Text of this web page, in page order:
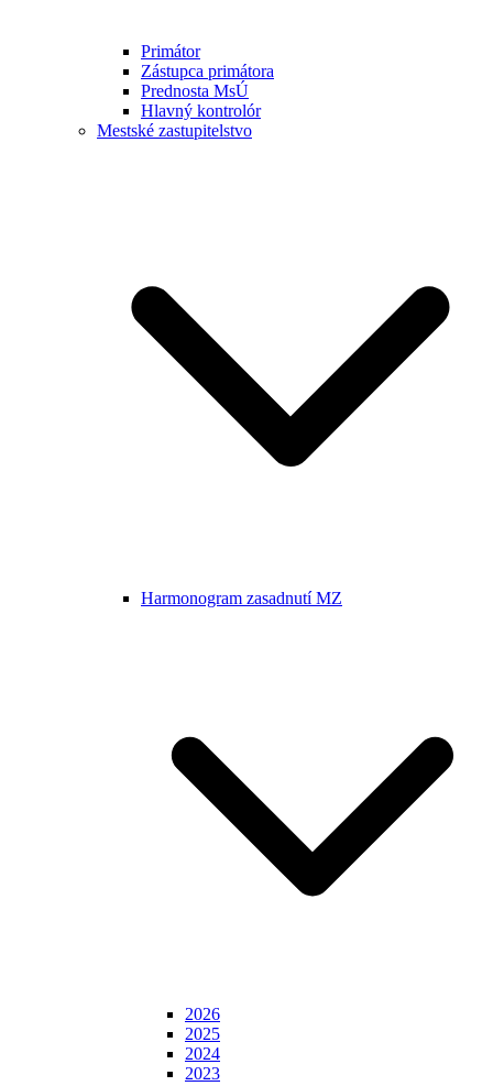
Primátor
Zástupca primátora
Prednosta MsÚ
Hlavný kontrolór
Mestské zastupitelstvo
Harmonogram zasadnutí MZ
2026
2025
2024
2023